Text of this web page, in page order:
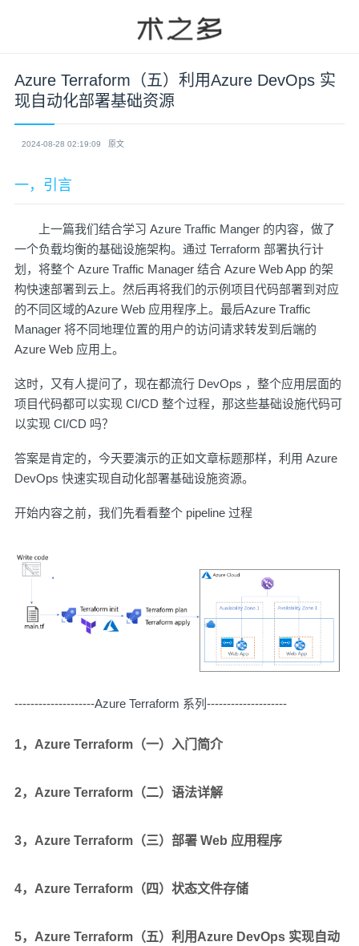
Azure Terraform（五）利用Azure DevOps 实
现自动化部署基础资源
2024-08-28 02:19:09 原文
一，引言
上一篇我们结合学习 Azure Traffic Manger 的内容，做了
一个负载均衡的基础设施架构。通过 Terraform 部署执行计
划，将整个 Azure Traffic Manager 结合 Azure Web App 的架
构快速部署到云上。然后再将我们的示例项目代码部署到对应
的不同区域的Azure Web 应用程序上。最后Azure Traffic
Manager 将不同地理位置的用户的访问请求转发到后端的
Azure Web 应用上。
这时，又有人提问了，现在都流行 DevOps ，整个应用层面的
项目代码都可以实现 CI/CD 整个过程，那这些基础设施代码可
以实现 CI/CD 吗？
答案是肯定的，今天要演示的正如文章标题那样，利用 Azure
DevOps 快速实现自动化部署基础设施资源。
开始内容之前，我们先看看整个 pipeline 过程
--------------------Azure Terraform 系列--------------------
1，Azure Terraform（一）入门简介
2，Azure Terraform（二）语法详解
3，Azure Terraform（三）部署 Web 应用程序
4，Azure Terraform（四）状态文件存储
5，Azure Terraform（五）利用Azure DevOps 实现自动